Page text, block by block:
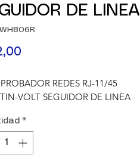
DE LINEA
REDES RJ-11/45
VOLT SEGUIDOR DE LINEA
*